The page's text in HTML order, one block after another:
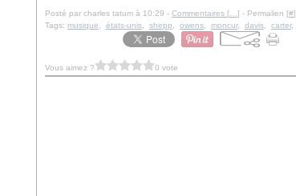
Posté par charles tatum à 10:29 - Commentaires [ ] - Permalien [#]
Tags: musique états-unis shepp owens moncur, davis carter,
Vous aimez ? 0 vote